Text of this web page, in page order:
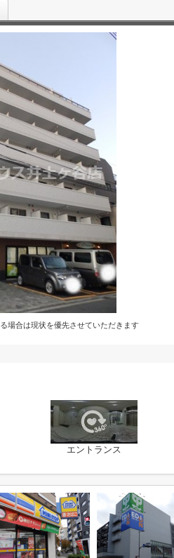
場合は現状を優先させていただきます
エントランス